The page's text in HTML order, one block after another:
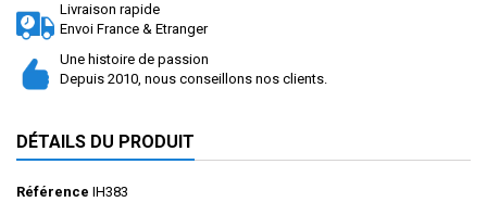
Livraison rapide
Envoi France & Etranger
Une histoire de passion
Depuis 2010, nous conseillons nos clients.
DÉTAILS DU PRODUIT
Référence IH383